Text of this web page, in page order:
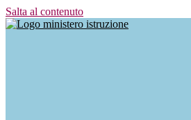
Salta al contenuto